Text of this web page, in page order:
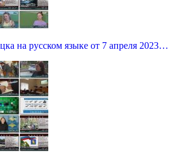
на русском языке от 7 апреля 2023…